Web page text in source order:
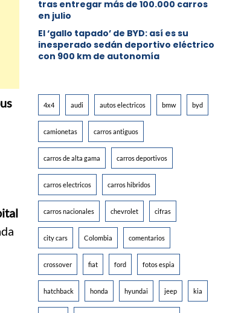
tras entregar más de 100.000 carros
en julio
El ‘gallo tapado’ de BYD: así es su
inesperado sedán deportivo eléctrico
con 900 km de autonomía
4x4 audi autos electricos bmw byd
camionetas carros antiguos
carros de alta gama carros deportivos
carros electricos carros hibridos
carros nacionales chevrolet cifras
city cars Colombia comentarios
crossover fiat ford fotos espia
hatchback honda hyundai jeep kia